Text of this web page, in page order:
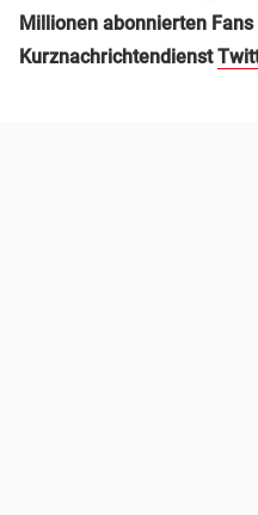
Millionen abonnierten
Kurznachrichtendienst